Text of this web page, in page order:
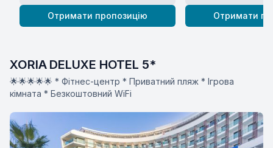
Отримати пропозицію Отримати
XORIA DELUXE HOTEL 5*
🌟🌟🌟🌟🌟 * Фітнес-центр * Приватний пляж * Ігрова
кімната * Безкоштовний WiFi